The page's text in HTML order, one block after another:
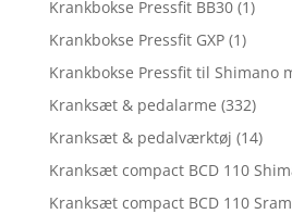
Krankbokse Pressfit BB30 (1)
Krankbokse Pressfit GXP (1)
Krankbokse Pressfit til Shimano
Kranksæt & pedalarme (332)
Kranksæt & pedalværktøj (14)
Kranksæt compact BCD 110
Kranksæt compact BCD 110 Sram